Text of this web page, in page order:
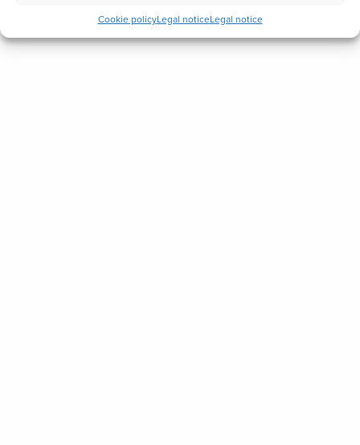
Cookie policyLegal noticeLegal notice